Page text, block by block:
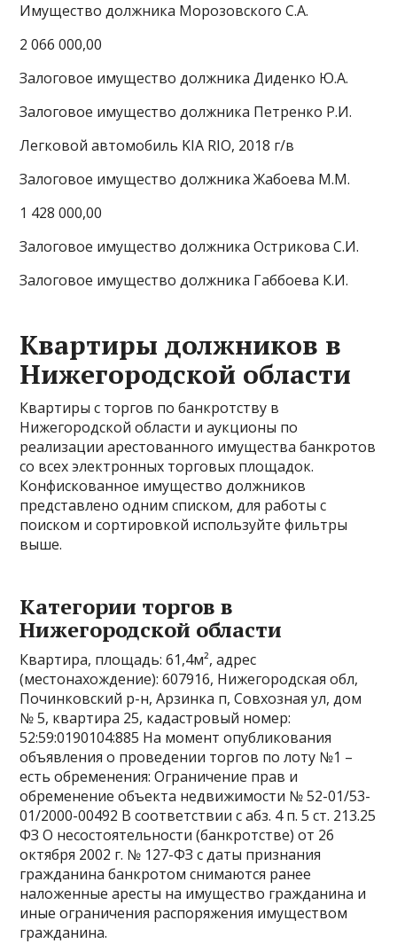
Имущество должника Морозовского С.А.
2 066 000,00
Залоговое имущество должника Диденко Ю.А.
Залоговое имущество должника Петренко Р.И.
Легковой автомобиль KIA RIO, 2018 г/в
Залоговое имущество должника Жабоева М.М.
1 428 000,00
Залоговое имущество должника Острикова С.И.
Залоговое имущество должника Габбоева К.И.
Квартиры должников в
Нижегородской области
Квартиры с торгов по банкротству в
Нижегородской области и аукционы по
реализации арестованного имущества банкротов
со всех электронных торговых площадок.
Конфискованное имущество должников
представлено одним списком, для работы с
поиском и сортировкой используйте фильтры
выше.
Категории торгов в
Нижегородской области
Квартира, площадь: 61,4м², адрес
(местонахождение): 607916, Нижегородская обл,
Починковский р-н, Арзинка п, Совхозная ул, дом
№ 5, квартира 25, кадастровый номер:
52:59:0190104:885 На момент опубликования
объявления о проведении торгов по лоту №1 –
есть обременения: Ограничение прав и
обременение объекта недвижимости № 52-01/53-
01/2000-00492 В соответствии с абз. 4 п. 5 ст. 213.25
ФЗ О несостоятельности (банкротстве) от 26
октября 2002 г. № 127-ФЗ с даты признания
гражданина банкротом снимаются ранее
наложенные аресты на имущество гражданина и
иные ограничения распоряжения имуществом
гражданина.